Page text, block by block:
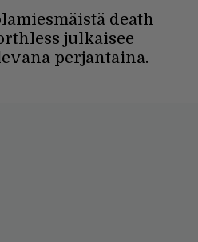
death
julkaisee
perjantaina.